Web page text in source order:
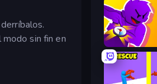
sin fin en
Time Control!